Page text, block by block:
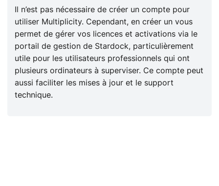
Il n’est pas nécessaire de créer un compte pour
utiliser Multiplicity. Cependant, en créer un vous
permet de gérer vos licences et activations via le
portail de gestion de Stardock, particulièrement
utile pour les utilisateurs professionnels qui ont
plusieurs ordinateurs à superviser. Ce compte peut
aussi faciliter les mises à jour et le support
technique.